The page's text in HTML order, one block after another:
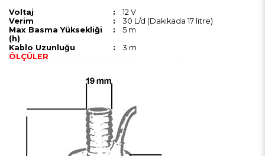
Voltaj
:
12 V
Verim
:
30 L/d (Dakikada 17 litre)
Max Basma Yüksekliği
(h)
:
5 m
Kablo Uzunluğu
:
3 m
ÖLÇÜLER